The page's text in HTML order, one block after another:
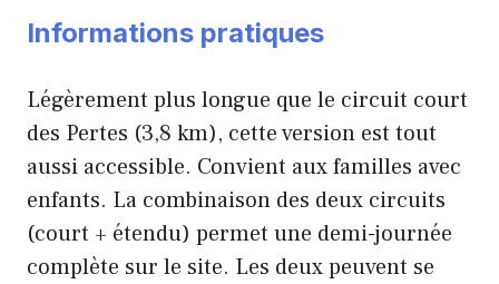
Informations pratiques
Légèrement plus longue que le circuit court
des Pertes (3,8 km), cette version est tout
aussi accessible. Convient aux familles avec
enfants. La combinaison des deux circuits
(court + étendu) permet une demi-journée
complète sur le site. Les deux peuvent se